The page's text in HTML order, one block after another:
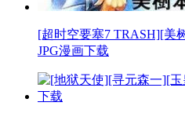
[超时空要塞7 TRASH][美
JPG漫画下载